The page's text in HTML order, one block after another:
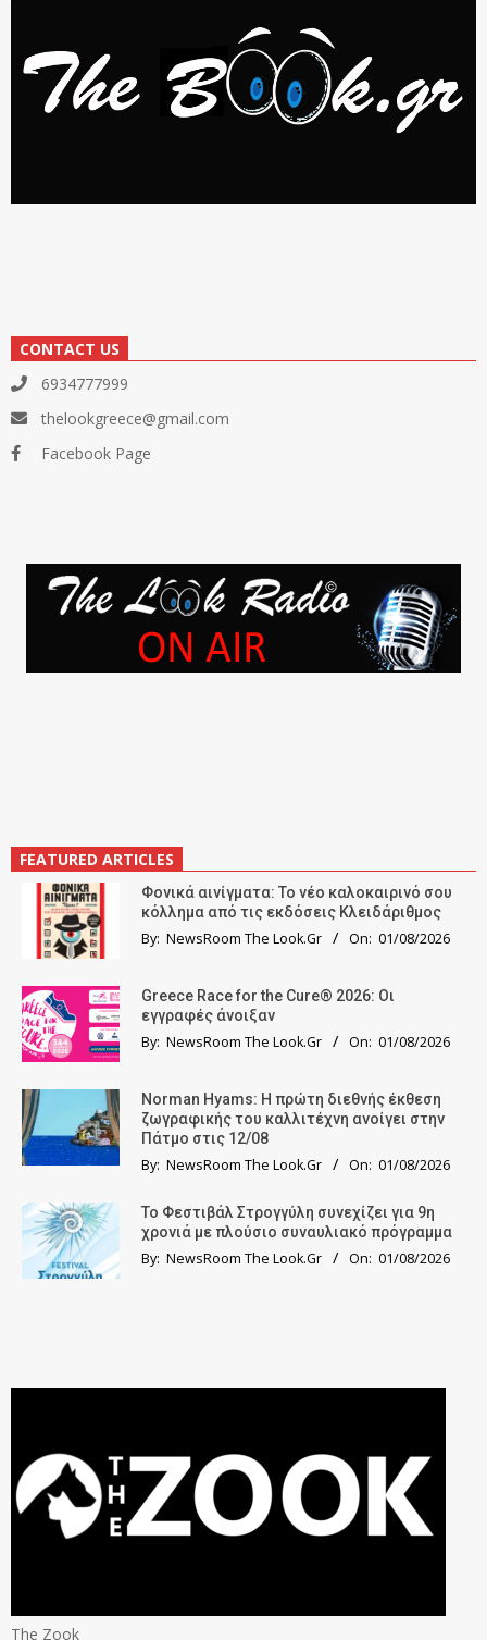
CONTACT US
6934777999
thelookgreece@gmail.com
Facebook Page
FEATURED ARTICLES
Φονικά αινίγματα: Το νέο καλοκαιρινό σου
κόλλημα από τις εκδόσεις Κλειδάριθμος
By: NewsRoom The Look.Gr On: 01/08/2026
Greece Race for the Cure® 2026: Οι
εγγραφές άνοιξαν
By: NewsRoom The Look.Gr On: 01/08/2026
Norman Hyams: Η πρώτη διεθνής έκθεση
ζωγραφικής του καλλιτέχνη ανοίγει στην
Πάτμο στις 12/08
By: NewsRoom The Look.Gr On: 01/08/2026
Το Φεστιβάλ Στρογγύλη συνεχίζει για 9η
χρονιά με πλούσιο συναυλιακό πρόγραμμα
By: NewsRoom The Look.Gr On: 01/08/2026
The Zook